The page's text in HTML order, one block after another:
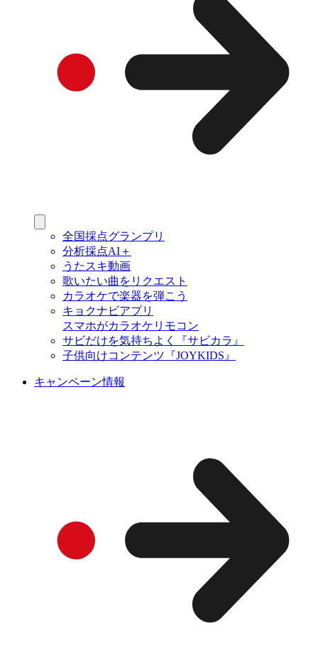
全国採点グランプリ
分析採点AI＋
うたスキ動画
歌いたい曲をリクエスト
カラオケで楽器を弾こう
キョクナビアプリ
スマホがカラオケリモコン
サビだけを気持ちよく『サビカラ』
子供向けコンテンツ『JOYKIDS』
キャンペーン情報